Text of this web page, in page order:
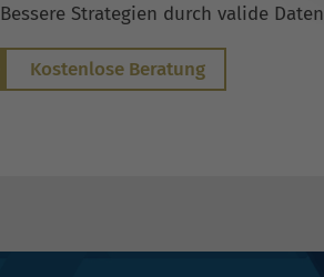
Bessere Strategien durch valide Daten
Kostenlose Beratung